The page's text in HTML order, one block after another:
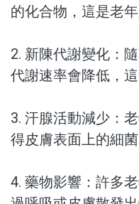
的化合物，這是老
2. 新陳代謝變化：
代謝速率會降低，
3. 汗腺活動減少：
得皮膚表面上的細菌
4. 藥物影響：許多